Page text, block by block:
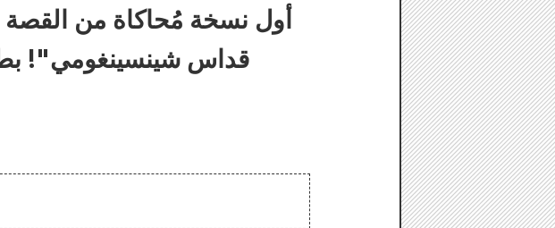
أول نسخة مُحاكاة من القصة
قداس شينسينغومي"!